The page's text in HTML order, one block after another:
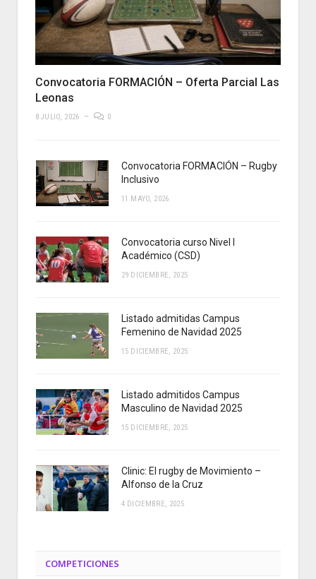
Convocatoria FORMACIÓN – Oferta Parcial Las
Leonas
8 JULIO, 2026 0
Convocatoria FORMACIÓN – Rugby
Inclusivo
11 MAYO, 2026
Convocatoria curso Nivel I
Académico (CSD)
29 DICIEMBRE, 2025
Listado admitidas Campus
Femenino de Navidad 2025
15 DICIEMBRE, 2025
Listado admitidos Campus
Masculino de Navidad 2025
15 DICIEMBRE, 2025
Clinic: El rugby de Movimiento –
Alfonso de la Cruz
4 DICIEMBRE, 2025
COMPETICIONES